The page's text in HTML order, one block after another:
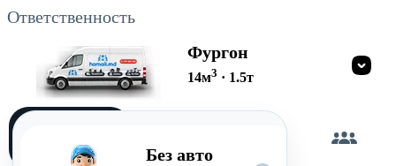
Ответственность
Фургон
14м3 · 1.5т
Без авто